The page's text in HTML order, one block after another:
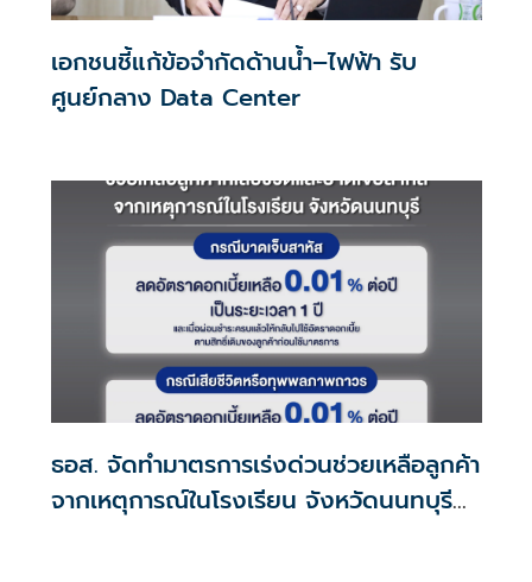
เอกชนชี้แก้ข้อจำกัดด้านน้ำ–ไฟฟ้า รับ
ศูนย์กลาง Data Center
ธอส. จัดทำมาตรการเร่งด่วนช่วยเหลือลูกค้า
จากเหตุการณ์ในโรงเรียน จังหวัดนนทบุรี